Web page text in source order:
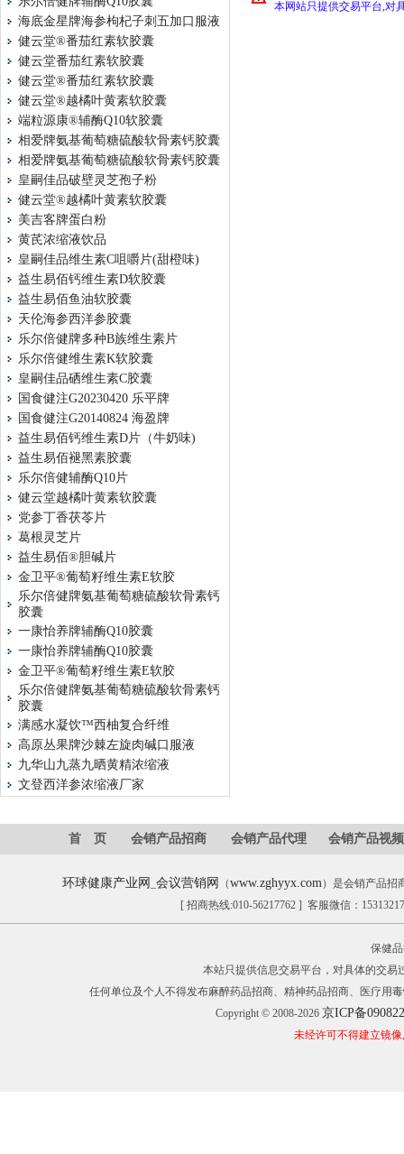
海底金星牌海参枸杞子刺五加口服液
健云堂®番茄红素软胶囊
健云堂番茄红素软胶囊
健云堂®番茄红素软胶囊
健云堂®越橘叶黄素软胶囊
端粒源康®辅酶Q10软胶囊
相爱牌氨基葡萄糖硫酸软骨素钙胶囊
相爱牌氨基葡萄糖硫酸软骨素钙胶囊
皇嗣佳品破壁灵芝孢子粉
健云堂®越橘叶黄素软胶囊
美吉客牌蛋白粉
黄芪浓缩液饮品
皇嗣佳品维生素C咀嚼片(甜橙味)
益生易佰钙维生素D软胶囊
益生易佰鱼油软胶囊
天伦海参西洋参胶囊
乐尔倍健牌多种B族维生素片
乐尔倍健维生素K软胶囊
皇嗣佳品硒维生素C胶囊
国食健注G20230420 乐平牌
国食健注G20140824 海盈牌
益生易佰钙维生素D片（牛奶味)
益生易佰褪黑素胶囊
乐尔倍健辅酶Q10片
健云堂越橘叶黄素软胶囊
党参丁香茯苓片
葛根灵芝片
益生易佰®胆碱片
金卫平®葡萄籽维生素E软胶
乐尔倍健牌氨基葡萄糖硫酸软骨素钙
胶囊
一康怡养牌辅酶Q10胶囊
一康怡养牌辅酶Q10胶囊
金卫平®葡萄籽维生素E软胶
乐尔倍健牌氨基葡萄糖硫酸软骨素钙
胶囊
满感水凝饮™西柚复合纤维
高原丛果牌沙棘左旋肉碱口服液
九华山九蒸九晒黄精浓缩液
文登西洋参浓缩液厂家
本网站只提供交易平台,对
首 页 会销产品招商 会销产品代理 会销产品视频
环球健康产业网 会议营销网 （www.zghyyx.com）是会销产品招
[ 招商热线:010-56217762 ] 客服微信：
保健
本站只提供信息交易平台，对具体的交
任何单位及个人不得发布麻醉药品招商、精神药品招商、医疗用
Copyright © 2008-2026 京ICP备
未经许可不得建立镜